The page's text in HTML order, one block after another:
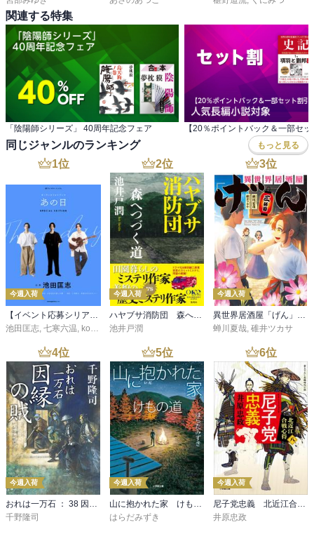
関連する特集
「陰陽師シリーズ」 40周年記念フェア
同じジャンルのランキング もっと見る
1位
今週入荷
【イベント応募シリアルコード付】池田匡志出演・オーディオフォトブック「あの日」SPECIAL EDITION（音声／動画付）
池田匡志, 七寒六温, konoko58 ,村崎キコ
2位
今週入荷
ハヤブサ消防団 森へつづく道
池井戸潤
3位
今週入荷
異世界居酒屋「げん」三杯目
蝉川夏哉, 碓井ツカサ
4位
今週入荷
おれは一万石 ： 38 因縁の賊
千野隆司
5位
今週入荷
山に抱かれた家 けもの道
はらだみずき
6位
今週入荷
尼子党忠義 北近江合戦心得〈八〉
井原忠政